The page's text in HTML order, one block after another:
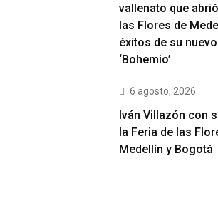
vallenato que
las Flores de
éxitos de su
‘Bohemio’
6 agosto, 2026
Iván Villazón con
la Feria de las
Medellín y Bogotá